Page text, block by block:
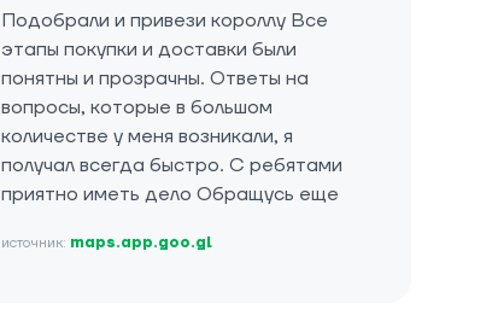
Подобрали и привези короллу Все
этапы покупки и доставки были
понятны и прозрачны. Ответы на
вопросы, которые в большом
количестве у меня возникали, я
получал всегда быстро. С ребятами
приятно иметь дело Обращусь еще
источник: maps.app.goo.gl